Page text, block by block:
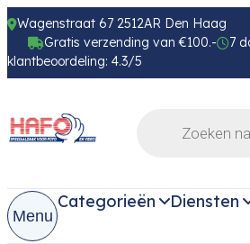
Wagenstraat 67 2512AR Den Haag
Gratis verzending van €100.-
7
klantbeoordeling: 4.3/5
Menu
Categorieën Diensten